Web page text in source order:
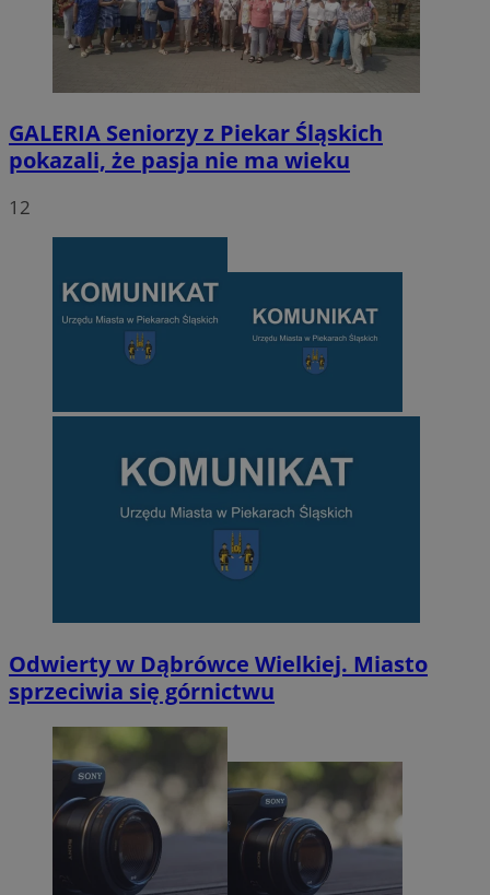
GALERIA Seniorzy z Piekar Śląskich
pokazali, że pasja nie ma wieku
12
Odwierty w Dąbrówce Wielkiej. Miasto
sprzeciwia się górnictwu